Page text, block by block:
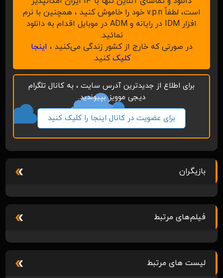
است، لطفاً v.p.n خود را خاموش کنید ، همچنین با نرم
افزار IDM در رایانه و ADM در موبایل اقدام به دانلود
نمائید.
در صورتی که خارج از کشور زندگی می‌کنید ، اینجا
کلیککنید.
برای اطلاع از جدیدترین آدرس سایت ، به کانال تلگرام
دیجی موویز بپیوندید.
برای عضویت در کانال اینجا را کلیک کنید
بازیگران
فیلم‌های مرتبط
لیست های مرتبط